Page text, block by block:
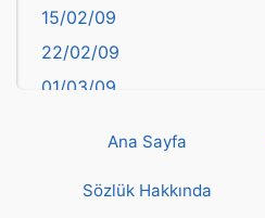
Bitlis
Bolu
Burdur
Çankırı
15/02/09
22/02/09
01/03/09
22/03/09
Ana Sayfa
Sözlük Hakkında